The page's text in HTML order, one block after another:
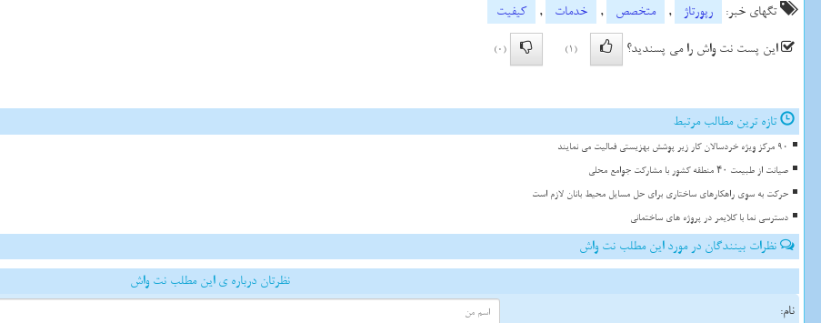
تگهای خبر:
رپورتاژ , متخصص , خدمات ,
كیفیت
این پست نت واش را می پسندید؟
(1)
(0)
تازه ترین مطالب مرتبط
90 مرکز ویژه خردسالان کار زیر پوشش بهزیستی فعالیت می نمایند
صیانت از طبیعت ۴۰ منطقه کشور با مشارکت جوامع محلی
حرکت به سوی راهکارهای ساختاری برای حل مسایل محیط بانان لازم است
دسترسی نما با کلایمر در پروژه های ساختمانی
نظرات بینندگان در مورد این مطلب نت واش
نظرتان درباره ی این مطلب نت واش
نام: